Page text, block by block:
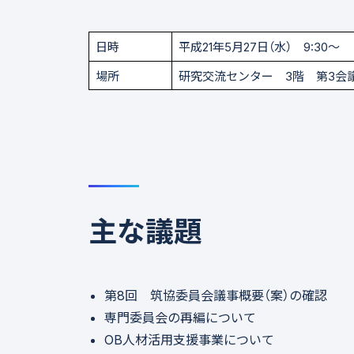
日時
平成21年5月27日（水） 9:30～
場所
研究交流センター 3階 第3会
主な議題
第8回 筑協委員会議事概要（案）の確認
専門委員会の再編について
OB人材活用支援事業について